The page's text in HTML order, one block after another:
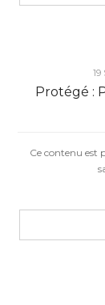
19
Protégé :
Ce contenu est